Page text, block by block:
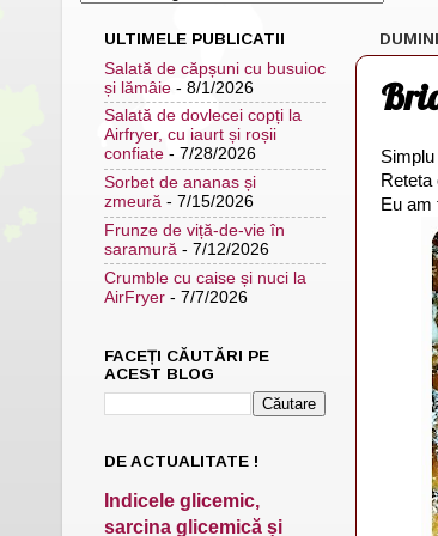
Reteta
Eu am
ULTIMELE PUBLICATII
Salată de căpșuni cu busuioc
și lămâie - 8/1/2026
Salată de dovlecei copți la
Airfryer, cu iaurt și roșii
confiate - 7/28/2026
Sorbet de ananas și
zmeură - 7/15/2026
Frunze de viță-de-vie în
saramură - 7/12/2026
Crumble cu caise și nuci la
AirFryer - 7/7/2026
FACEȚI CĂUTĂRI PE
ACEST BLOG
DE ACTUALITATE !
Indicele glicemic,
sarcina glicemică și